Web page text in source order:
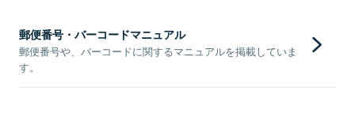
郵便番号・バーコードマニュアル
郵便番号や、バーコードに関するマニュアルを掲載していま
す。